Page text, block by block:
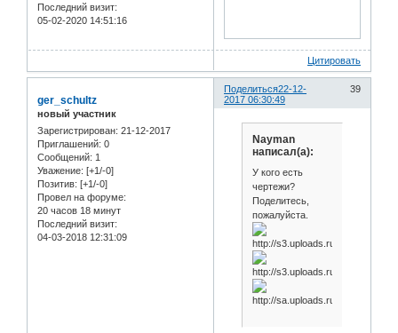
Последний визит:
05-02-2020 14:51:16
Цитировать
Поделиться 39
22-12-
2017 06:30:49
ger_schultz
новый участник
Зарегистрирован: 21-12-2017
Приглашений: 0
Сообщений: 1
Уважение: [+1/-0]
Позитив: [+1/-0]
Провел на форуме:
20 часов 18 минут
Последний визит:
04-03-2018 12:31:09
Nayman
написал(а):
У кого есть
чертежи?
Поделитесь,
пожалуйста.